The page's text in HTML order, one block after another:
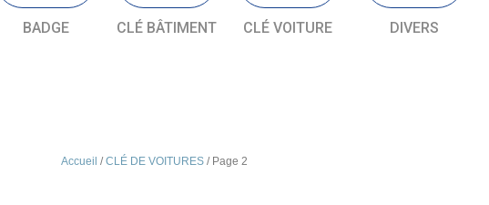
BADGE CLÉ BÂTIMENT CLÉ VOITURE DIVERS
Accueil /CLÉ DE VOITURES / Page 2